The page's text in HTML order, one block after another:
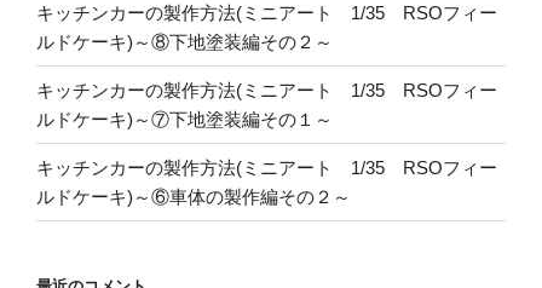
キッチンカーの製作方法(ミニアート 1/35 RSOフィー
ルドケーキ)～⑧下地塗装編その２～
キッチンカーの製作方法(ミニアート 1/35 RSOフィー
ルドケーキ)～⑦下地塗装編その１～
キッチンカーの製作方法(ミニアート 1/35 RSOフィー
ルドケーキ)～⑥車体の製作編その２～